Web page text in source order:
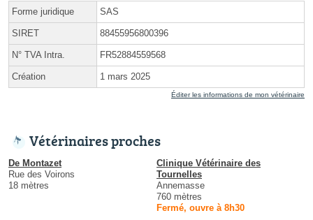
Forme juridique SAS
SIRET 88455956800396
N° TVA Intra. FR52884559568
Création 1 mars 2025
Éditer les informations de mon vétérinaire
Vétérinaires proches
De Montazet
Rue des Voirons
18 mètres
Clinique Vétérinaire des
Tournelles
Annemasse
760 mètres
Fermé, ouvre à 8h30